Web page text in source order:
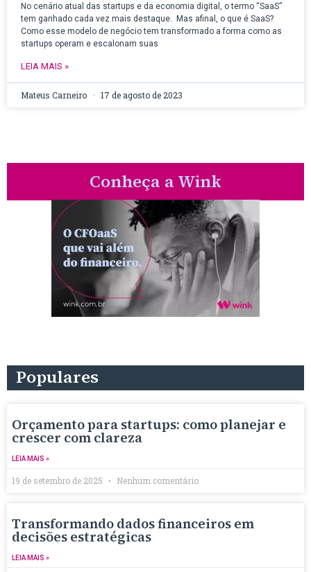
No cenário atual das startups e da economia digital, o termo “SaaS”
tem ganhado cada vez mais destaque. Mas afinal, o que é SaaS?
Como esse modelo de negócio tem transformado a forma como as
startups operam e escalonam suas
LEIA MAIS »
Mateus Carneiro 17 de agosto de 2023
Conheça a Wink
Populares
Orçamento para startups: como planejar e
crescer com clareza
LEIA MAIS »
19 de setembro de 2025 Nenhum comentário
Transformando dados financeiros em
decisões estratégicas
LEIA MAIS »